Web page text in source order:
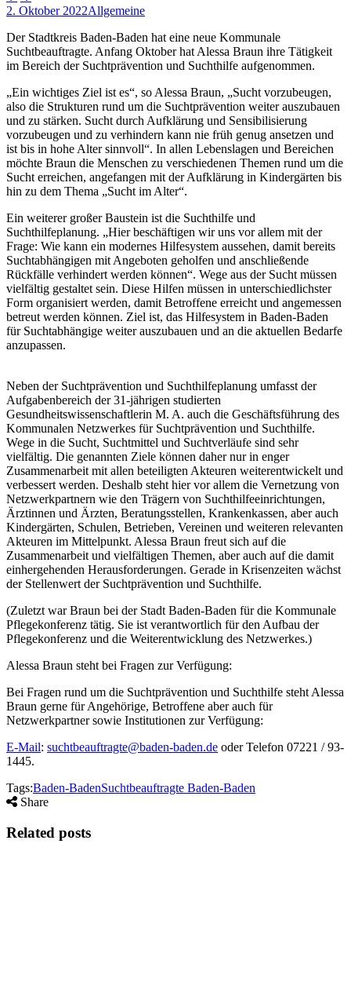
2. Oktober 2022Allgemeine
Der Stadtkreis Baden-Baden hat eine neue Kommunale
Suchtbeauftragte. Anfang Oktober hat Alessa Braun ihre Tätigkeit
im Bereich der Suchtprävention und Suchthilfe aufgenommen.
„Ein wichtiges Ziel ist es“, so Alessa Braun, „Sucht vorzubeugen,
also die Strukturen rund um die Suchtprävention weiter auszubauen
und zu stärken. Sucht durch Aufklärung und Sensibilisierung
vorzubeugen und zu verhindern kann nie früh genug ansetzen und
ist bis in hohe Alter sinnvoll“. In allen Lebenslagen und Bereichen
möchte Braun die Menschen zu verschiedenen Themen rund um die
Sucht erreichen, angefangen mit der Aufklärung in Kindergärten bis
hin zu dem Thema „Sucht im Alter“.
Ein weiterer großer Baustein ist die Suchthilfe und
Suchthilfeplanung. „Hier beschäftigen wir uns vor allem mit der
Frage: Wie kann ein modernes Hilfesystem aussehen, damit bereits
Suchtabhängigen mit Angeboten geholfen und anschließende
Rückfälle verhindert werden können“. Wege aus der Sucht müssen
vielfältig gestaltet sein. Diese Hilfen müssen in unterschiedlichster
Form organisiert werden, damit Betroffene erreicht und angemessen
betreut werden können. Ziel ist, das Hilfesystem in Baden-Baden
für Suchtabhängige weiter auszubauen und an die aktuellen Bedarfe
anzupassen.
Neben der Suchtprävention und Suchthilfeplanung umfasst der
Aufgabenbereich der 31-jährigen studierten
Gesundheitswissenschaftlerin M. A. auch die Geschäftsführung des
Kommunalen Netzwerkes für Suchtprävention und Suchthilfe.
Wege in die Sucht, Suchtmittel und Suchtverläufe sind sehr
vielfältig. Die genannten Ziele können daher nur in enger
Zusammenarbeit mit allen beteiligten Akteuren weiterentwickelt und
verbessert werden. Deshalb steht hier vor allem die Vernetzung von
Netzwerkpartnern wie den Trägern von Suchthilfeeinrichtungen,
Ärztinnen und Ärzten, Beratungsstellen, Krankenkassen, aber auch
Kindergärten, Schulen, Betrieben, Vereinen und weiteren relevanten
Akteuren im Mittelpunkt. Alessa Braun freut sich auf die
Zusammenarbeit und vielfältigen Themen, aber auch auf die damit
einhergehenden Herausforderungen. Gerade in Krisenzeiten wächst
der Stellenwert der Suchtprävention und Suchthilfe.
(Zuletzt war Braun bei der Stadt Baden-Baden für die Kommunale
Pflegekonferenz tätig. Sie ist verantwortlich für den Aufbau der
Pflegekonferenz und die Weiterentwicklung des Netzwerkes.)
Alessa Braun steht bei Fragen zur Verfügung:
Bei Fragen rund um die Suchtprävention und Suchthilfe steht Alessa
Braun gerne für Angehörige, Betroffene aber auch für
Netzwerkpartner sowie Institutionen zur Verfügung:
E-Mail: suchtbeauftragte@baden-baden.de oder Telefon 07221 / 93-
1445.
Tags:Baden-BadenSuchtbeauftragte Baden-Baden
Share
Related posts